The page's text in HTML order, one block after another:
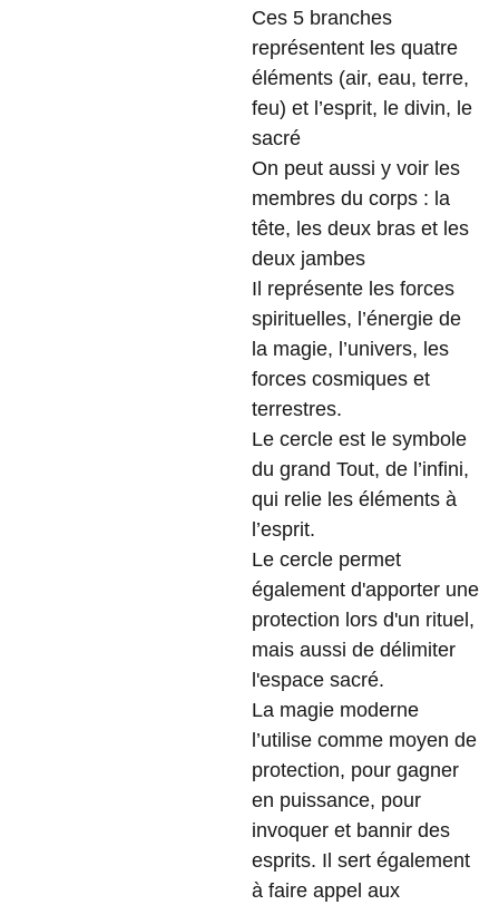
Ces 5 branches
représentent les quatre
éléments (air, eau, terre,
feu) et l’esprit, le divin, le
sacré
On peut aussi y voir les
membres du corps : la
tête, les deux bras et les
deux jambes
Il représente les forces
spirituelles, l’énergie de
la magie, l’univers, les
forces cosmiques et
terrestres.
Le cercle est le symbole
du grand Tout, de l’infini,
qui relie les éléments à
l’esprit.
Le cercle permet
également d'apporter une
protection lors d'un rituel,
mais aussi de délimiter
l'espace sacré.
La magie moderne
l’utilise comme moyen de
protection, pour gagner
en puissance, pour
invoquer et bannir des
esprits. Il sert également
à faire appel aux